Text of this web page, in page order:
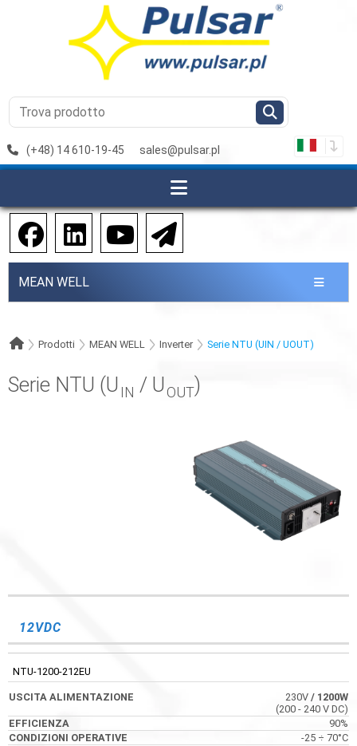
(+48) 14 610-19-45 sales@pulsar.pl
MEAN WELL
Prodotti MEAN WELL Inverter Serie NTU (UIN / UOUT)
Serie NTU (U IN / UOUT)
USCITA
CONDIZIONI
12VDC
NTU-1200-212EU
230V / 1200W
(200 - 240 V DC)
90%
-25 ÷ 70°C